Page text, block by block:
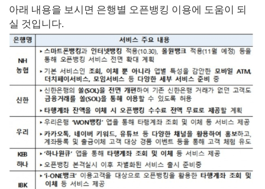
아래 내용을 보시면 은행별 오픈뱅킹 이용에 도움이 되
실 것입니다.